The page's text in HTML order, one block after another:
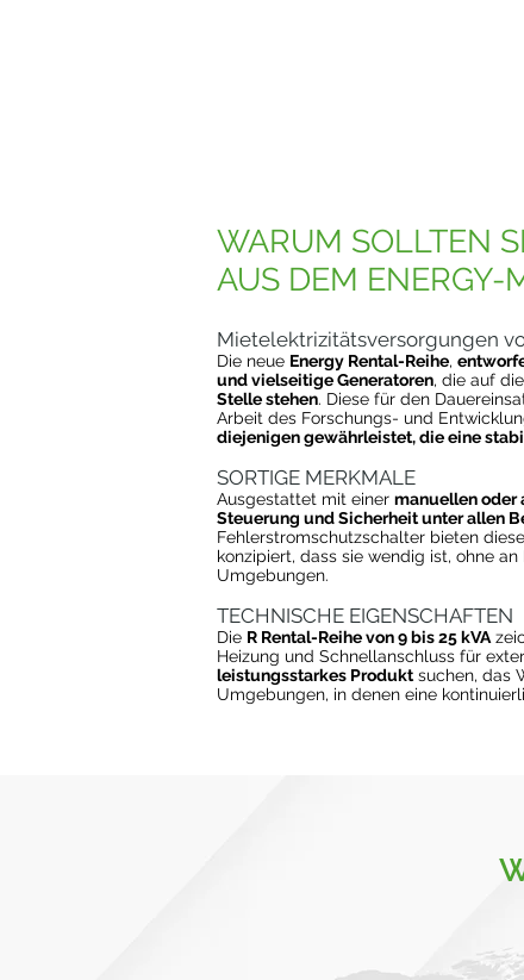
WARUM SOLLTEN
AUS DEM ENERGY-
Mietelektrizitätsversorgungen
Die neue Energy Rental-Reihe,
und vielseitige Generatoren, die auf die
Stelle stehen. Diese für den
Arbeit des Forschungs- und
diejenigen gewährleistet, die eine
SORTIGE MERKMALE
Ausgestattet mit einer manuellen oder
Steuerung und Sicherheit unter allen
Fehlerstromschutzschalter bieten
konzipiert, dass sie wendig ist, ohne
Umgebungen.
TECHNISCHE EIGENSCHAFTEN
Die R Rental-Reihe von 9 bis 25 kVA
Heizung und Schnellanschluss für
leistungsstarkes Produkt suchen, das
Umgebungen, in denen eine